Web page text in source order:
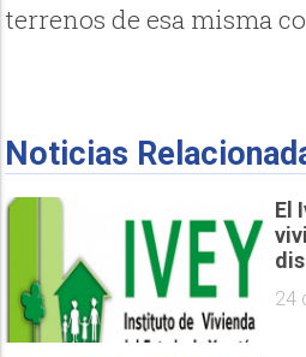
terrenos de esa misma
Noticias
El
24